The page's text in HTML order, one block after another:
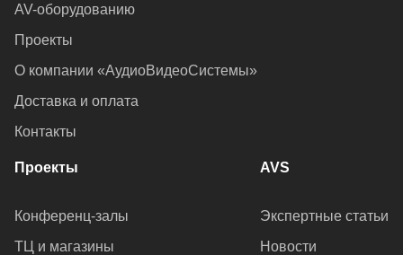
AV-оборудованию
Проекты
О компании «АудиоВидеоСистемы»
Доставка и оплата
Контакты
Проекты
Конференц-залы
ТЦ и магазины
AVS
Экспертные статьи
Новости